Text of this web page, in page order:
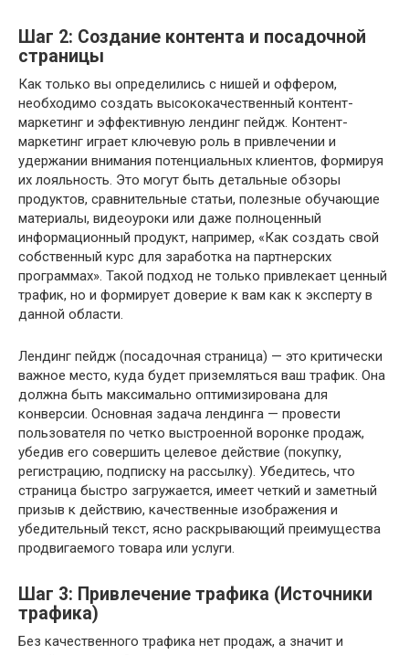
Шаг 2: Создание контента и посадочной
страницы
Как только вы определились с нишей и оффером,
необходимо создать высококачественный контент-
маркетинг и эффективную лендинг пейдж. Контент-
маркетинг играет ключевую роль в привлечении и
удержании внимания потенциальных клиентов, формируя
их лояльность. Это могут быть детальные обзоры
продуктов, сравнительные статьи, полезные обучающие
материалы, видеоуроки или даже полноценный
информационный продукт, например, «Как создать свой
собственный курс для заработка на партнерских
программах». Такой подход не только привлекает ценный
трафик, но и формирует доверие к вам как к эксперту в
данной области.
Лендинг пейдж (посадочная страница) — это критически
важное место, куда будет приземляться ваш трафик. Она
должна быть максимально оптимизирована для
конверсии. Основная задача лендинга — провести
пользователя по четко выстроенной воронке продаж,
убедив его совершить целевое действие (покупку,
регистрацию, подписку на рассылку). Убедитесь, что
страница быстро загружается, имеет четкий и заметный
призыв к действию, качественные изображения и
убедительный текст, ясно раскрывающий преимущества
продвигаемого товара или услуги.
Шаг 3: Привлечение трафика (Источники
трафика)
Без качественного трафика нет продаж, а значит и